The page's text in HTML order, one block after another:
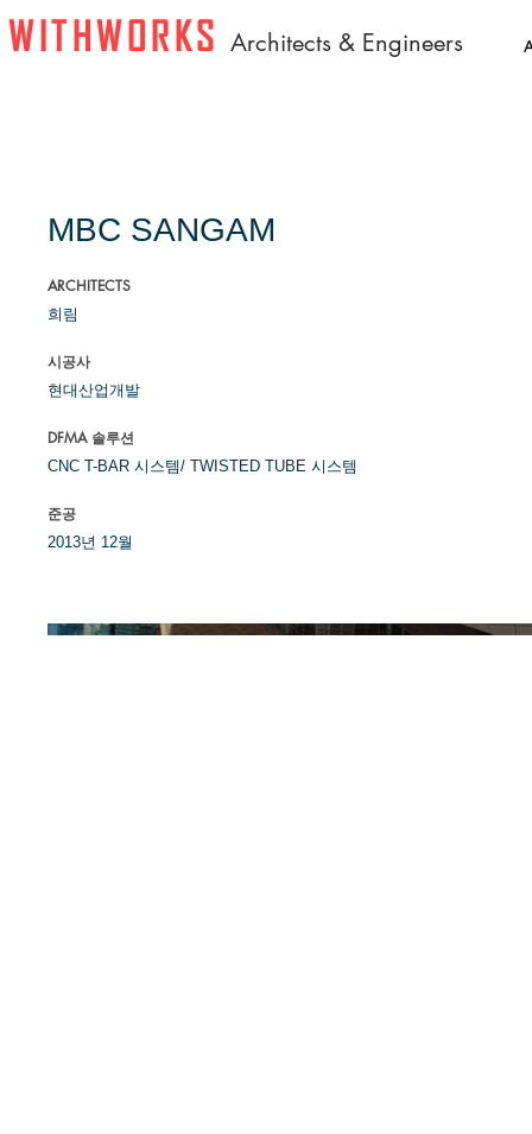
WITHWORKS Architects & Engineers
MBC SANGAM
ARCHITECTS
희림
시공사
현대산업개발
DFMA 솔루션
CNC T-BAR 시스템/ TWISTED TUBE 시스템
준공
2013년 12월